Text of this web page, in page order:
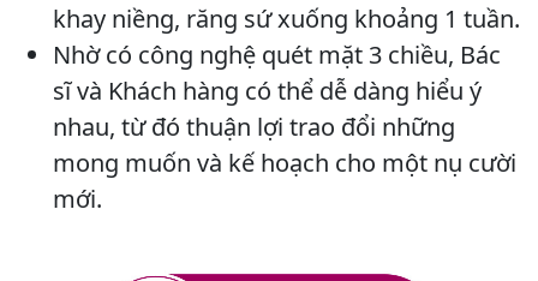
khay niềng, răng sứ xuống khoảng 1 tuần.
Nhờ có công nghệ quét mặt 3 chiều, Bác
sĩ và Khách hàng có thể dễ dàng hiểu ý
nhau, từ đó thuận lợi trao đổi những
mong muốn và kế hoạch cho một nụ cười
mới.